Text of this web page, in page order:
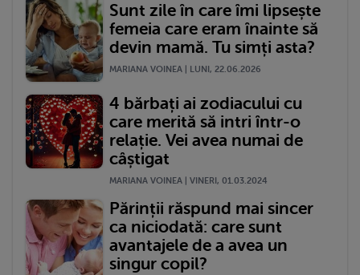
Sunt zile în care îmi lipsește
femeia care eram înainte să
devin mamă. Tu simți asta?
MARIANA VOINEA | LUNI, 22.06.2026
4 bărbați ai zodiacului cu
care merită să intri într-o
relație. Vei avea numai de
câștigat
MARIANA VOINEA | VINERI, 01.03.2024
Părinții răspund mai sincer
ca niciodată: care sunt
avantajele de a avea un
singur copil?